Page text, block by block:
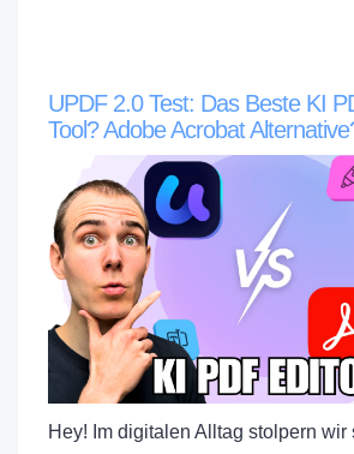
UPDF 2.0 Test: Das Beste KI
Tool? Adobe Acrobat
Hey! Im digitalen Alltag stolpern wir